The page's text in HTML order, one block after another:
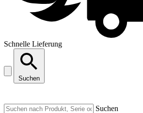
Schnelle Lieferung
Suchen
Suchen